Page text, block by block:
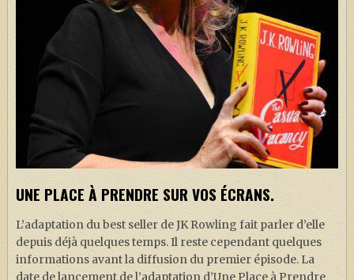
UNE PLACE À PRENDRE SUR VOS ÉCRANS.
L’adaptation du best seller de JK Rowling fait parler d’elle
depuis déjà quelques temps. Il reste cependant quelques
informations avant la diffusion du premier épisode. La
date de lancement de l’adaptation d’Une Place à Prendre